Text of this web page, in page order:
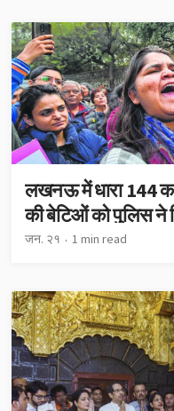
लखनऊ में धारा 144
की बेटिओं को पुलिस ने
जन. २१ 1 min read